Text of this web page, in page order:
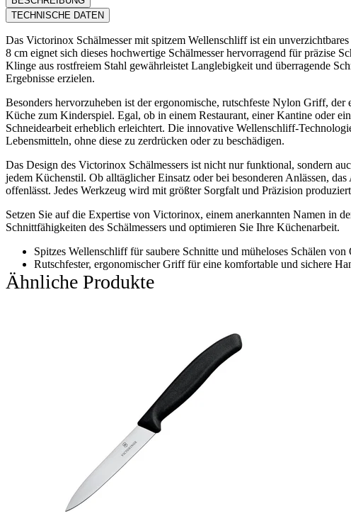
TECHNISCHE DATEN
Das Victorinox Schälmesser mit spitzem Wellenschliff ist ein
8 cm eignet sich dieses hochwertige Schälmesser hervorragend für präzise
Klinge aus rostfreiem Stahl gewährleistet Langlebigkeit und überragende
Ergebnisse erzielen.
Besonders hervorzuheben ist der ergonomische, rutschfeste Nylon Griff,
Küche zum Kinderspiel. Egal, ob in einem Restaurant, einer Kantine oder
Schneidearbeit erheblich erleichtert. Die innovative Wellenschliff-
Lebensmitteln, ohne diese zu zerdrücken oder zu beschädigen.
Das Design des Victorinox Schälmessers ist nicht nur funktional, sondern
jedem Küchenstil. Ob alltäglicher Einsatz oder bei besonderen Anlässen,
offenlässt. Jedes Werkzeug wird mit größter Sorgfalt und Präzision
Setzen Sie auf die Expertise von Victorinox, einem anerkannten Namen in
Schnittfähigkeiten des Schälmessers und optimieren Sie Ihre Küchenarbeit.
Spitzes Wellenschliff für saubere Schnitte und müheloses Schälen von
Rutschfester, ergonomischer Griff für eine komfortable und sichere
Ähnliche Produkte